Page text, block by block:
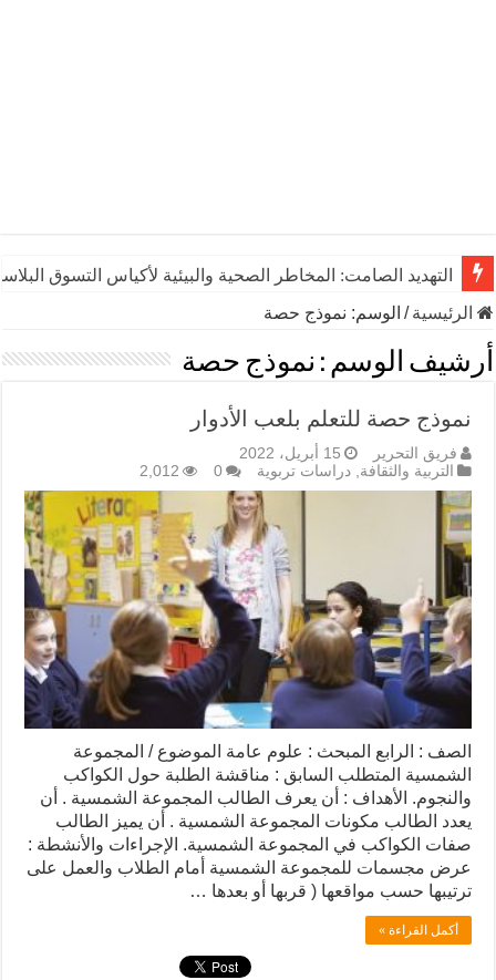
التهديد الصامت: المخاطر الصحية والبيئية لأكياس التسوق
الرئيسية/ الوسم: نموذج حصة
أرشيف الوسم : نموذج حصة
نموذج حصة للتعلم بلعب الأدوار
فريق التحرير
15 أبريل، 2022
التربية والثقافة, دراسات تربوية 0
2,012
الصف : الرابع المبحث : علوم عامة الموضوع / المجموعة
الشمسية المتطلب السابق : مناقشة الطلبة حول الكواكب
والنجوم. الأهداف : أن يعرف الطالب المجموعة الشمسية . أن
يعدد الطالب مكونات المجموعة الشمسية . أن يميز الطالب
صفات الكواكب في المجموعة الشمسية. الإجراءات والأنشطة :
عرض مجسمات للمجموعة الشمسية أمام الطلاب والعمل على
ترتيبها حسب مواقعها ( قربها أو بعدها …
أكمل القراءة »